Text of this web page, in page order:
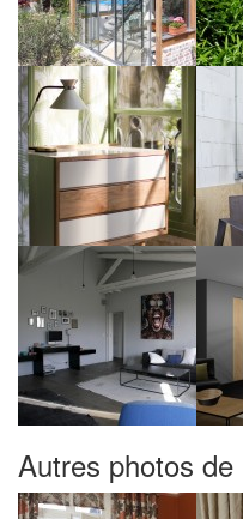
Autres photos de